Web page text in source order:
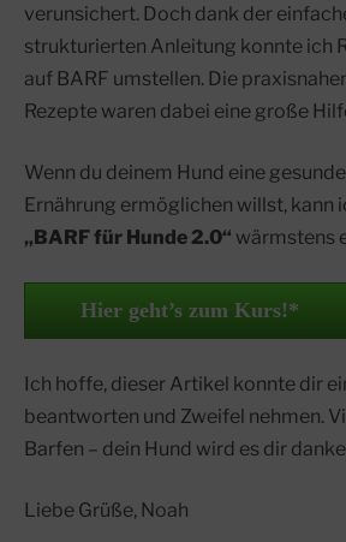
verunsichert. Doch dank der
strukturierten Anleitung konnte ich
auf BARF umstellen. Die
Rezepte waren dabei eine große
Wenn du deinem Hund eine
Ernährung ermöglichen willst, kann
„BARF für Hunde 2.0“ wärmstens
Hier geht’s zum Kurs!*
Ich hoffe, dieser Artikel konnte dir
beantworten und Zweifel nehmen.
Barfen – dein Hund wird es dir
Liebe Grüße, Noah